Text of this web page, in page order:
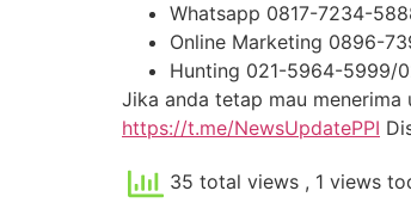
Whatsapp 0817-7234-
Online Marketing 0896-
Hunting 021-5964-5999/
Jika anda tetap mau
https://t.me/NewsUpdatePPI
35 total views , 1 views